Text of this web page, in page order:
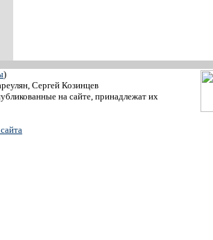
)
Сергей Козинцев
на сайте, принадлежат их